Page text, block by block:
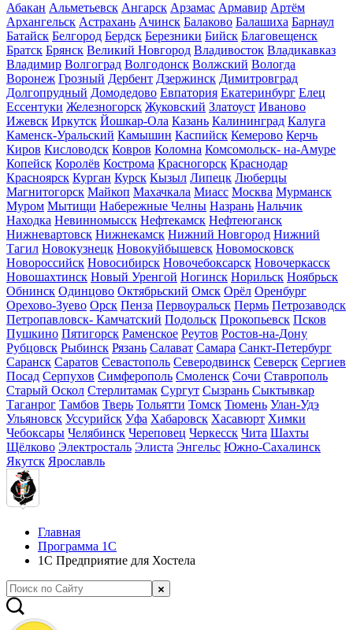
Абакан Альметьевск Ангарск Арзамас Армавир Артём
Архангельск Астрахань Ачинск Балаково Балашиха Барнаул
Батайск Белгород Бердск Березники Бийск Благовещенск
Братск Брянск Великий Новгород Владивосток Владикавказ
Владимир Волгоград Волгодонск Волжский Вологда
Воронеж Грозный Дербент Дзержинск Димитровград
Долгопрудный Домодедово Евпатория Екатеринбург Елец
Ессентуки Железногорск Жуковский Златоуст Иваново
Ижевск Иркутск Йошкар-Ола Казань Калининград Калуга
Каменск-Уральский Камышин Каспийск Кемерово Керчь
Киров Кисловодск Ковров Коломна Комсомольск- на-Амуре
Копейск Королёв Кострома Красногорск Краснодар
Красноярск Курган Курск Кызыл Липецк Люберцы
Магнитогорск Майкоп Махачкала Миасс Москва Мурманск
Муром Мытищи Набережные Челны Назрань Нальчик
Находка Невинномысск Нефтекамск Нефтеюганск
Нижневартовск Нижнекамск Нижний Новгород Нижний
Тагил Новокузнецк Новокуйбышевск Новомосковск
Новороссийск Новосибирск Новочебоксарск Новочеркасск
Новошахтинск Новый Уренгой Ногинск Норильск Ноябрьск
Обнинск Одинцово Октябрьский Омск Орёл Оренбург
Орехово-Зуево Орск Пенза Первоуральск Пермь Петрозаводск
Петропавловск- Камчатский Подольск Прокопьевск Псков
Пушкино Пятигорск Раменское Реутов Ростов-на-Дону
Рубцовск Рыбинск Рязань Салават Самара Санкт-Петербург
Саранск Саратов Севастополь Северодвинск Северск Сергиев
Посад Серпухов Симферополь Смоленск Сочи Ставрополь
Старый Оскол Стерлитамак Сургут Сызрань Сыктывкар
Таганрог Тамбов Тверь Тольятти Томск Тюмень Улан-Удэ
Ульяновск Уссурийск Уфа Хабаровск Хасавюрт Химки
Чебоксары Челябинск Череповец Черкесск Чита Шахты
Щёлково Электросталь Элиста Энгельс Южно-Сахалинск
Якутск Ярославль
Главная
Программа 1С
1С Предприятие для Хостела